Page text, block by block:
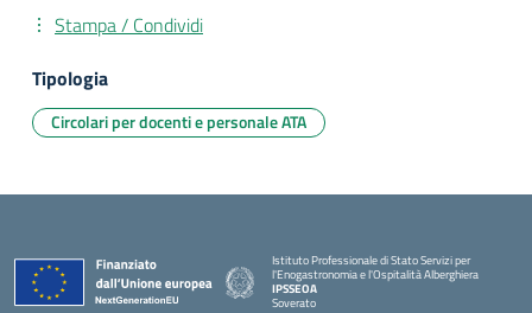
Stampa / Condividi
Tipologia
Circolari per docenti e personale ATA
Istituto Professionale di Stato Servizi per
l'Enogastronomia e l'Ospitalità Alberghiera
IPSSEOA
Soverato